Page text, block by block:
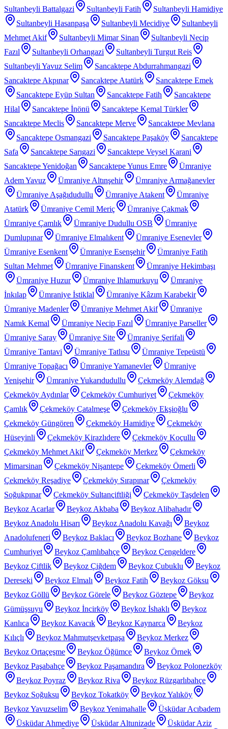
Sultanbeyli Battalgazi
Sultanbeyli Fatih
Sultanbeyli Hamidiye
Sultanbeyli Hasanpaşa
Sultanbeyli Mecidiye
Sultanbeyli
Mehmet Akif
Sultanbeyli Mimar Sinan
Sultanbeyli Necip
Fazıl
Sultanbeyli Orhangazi
Sultanbeyli Turgut Reis
Sultanbeyli Yavuz Selim
Sancaktepe Abdurrahmangazi
Sancaktepe Akpınar
Sancaktepe Atatürk
Sancaktepe Emek
Sancaktepe Eyüp Sultan
Sancaktepe Fatih
Sancaktepe
Hilal
Sancaktepe İnönü
Sancaktepe Kemal Türkler
Sancaktepe Meclis
Sancaktepe Merve
Sancaktepe Mevlana
Sancaktepe Osmangazi
Sancaktepe Paşaköy
Sancaktepe
Safa
Sancaktepe Sarıgazi
Sancaktepe Veysel Karani
Sancaktepe Yenidoğan
Sancaktepe Yunus Emre
Ümraniye
Adem Yavuz
Ümraniye Altınşehir
Ümraniye Armağanevler
Ümraniye Aşağıdudullu
Ümraniye Atakent
Ümraniye
Atatürk
Ümraniye Cemil Meriç
Ümraniye Çakmak
Ümraniye Çamlık
Ümraniye Dudullu OSB
Ümraniye
Dumlupınar
Ümraniye Elmalıkent
Ümraniye Esenevler
Ümraniye Esenkent
Ümraniye Esenşehir
Ümraniye Fatih
Sultan Mehmet
Ümraniye Finanskent
Ümraniye Hekimbaşı
Ümraniye Huzur
Ümraniye Ihlamurkuyu
Ümraniye
İnkılap
Ümraniye İstiklal
Ümraniye Kâzım Karabekir
Ümraniye Madenler
Ümraniye Mehmet Akif
Ümraniye
Namık Kemal
Ümraniye Necip Fazıl
Ümraniye Parseller
Ümraniye Saray
Ümraniye Site
Ümraniye Şerifali
Ümraniye Tantavi
Ümraniye Tatlısu
Ümraniye Tepeüstü
Ümraniye Topağacı
Ümraniye Yamanevler
Ümraniye
Yenişehir
Ümraniye Yukarıdudullu
Çekmeköy Alemdağ
Çekmeköy Aydınlar
Çekmeköy Cumhuriyet
Çekmeköy
Çamlık
Çekmeköy Çatalmeşe
Çekmeköy Ekşioğlu
Çekmeköy Güngören
Çekmeköy Hamidiye
Çekmeköy
Hüseyinli
Çekmeköy Kirazlıdere
Çekmeköy Koçullu
Çekmeköy Mehmet Akif
Çekmeköy Merkez
Çekmeköy
Mimarsinan
Çekmeköy Nişantepe
Çekmeköy Ömerli
Çekmeköy Reşadiye
Çekmeköy Sırapınar
Çekmeköy
Soğukpınar
Çekmeköy Sultançiftliği
Çekmeköy Taşdelen
Beykoz Acarlar
Beykoz Akbaba
Beykoz Alibahadır
Beykoz Anadolu Hisarı
Beykoz Anadolu Kavağı
Beykoz
Anadolufeneri
Beykoz Baklacı Beykoz Bozhane
Beykoz
Cumhuriyet
Beykoz Çamlıbahçe
Beykoz Çengeldere
Beykoz Çiftlik
Beykoz Çiğdem Beykoz Çubuklu
Beykoz
Dereseki
Beykoz Elmalı Beykoz Fatih
Beykoz Göksu
Beykoz Göllü
Beykoz Görele Beykoz Göztepe
Beykoz
Gümüşsuyu
Beykoz İncirköy Beykoz İshaklı
Beykoz
Kanlıca
Beykoz Kavacık Beykoz Kaynarca
Beykoz
Kılıçlı
Beykoz Mahmutşevketpaşa
Beykoz Merkez
Beykoz Ortaçeşme
Beykoz Öğümce
Beykoz Örnek
Beykoz Paşabahçe
Beykoz Paşamandıra
Beykoz Polonezköy
Beykoz Poyraz
Beykoz Riva
Beykoz Rüzgarlıbahçe
Beykoz Soğuksu
Beykoz Tokatköy
Beykoz Yalıköy
Beykoz Yavuzselim
Beykoz Yenimahalle
Üsküdar Acıbadem
Üsküdar Ahmediye
Üsküdar Altunizade Üsküdar Aziz